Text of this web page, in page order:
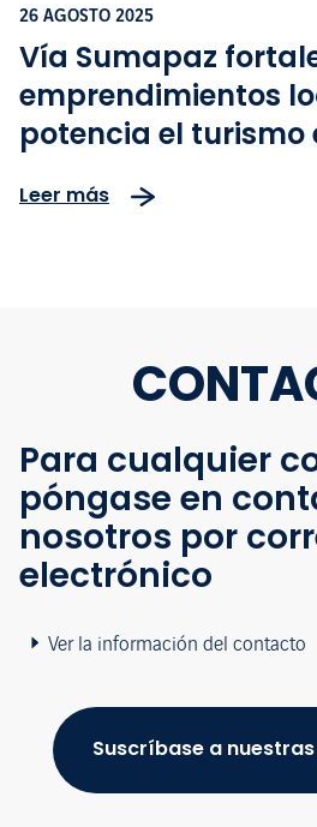
26 AGOSTO 2025
Vía Sumapaz
emprendimientos
potencia el turismo
Leer más
Para cualquier
póngase en
nosotros por
electrónico
Ver la información del contacto
Suscríbase a